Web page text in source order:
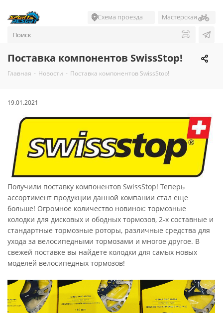
Схема проезда Мастерская
Поставка компонентов SwissStop!
Главная - Новости - Поставка компонентов SwissStop!
19.01.2021
Получили поставку компонентов SwissStop! Теперь
ассортимент продукции данной компании стал еще
больше! Огромное количество новинок: тормозные
колодки для дисковых и ободных тормозов, 2-х составные и
стандартные тормозные роторы, различные средства для
ухода за велосипедными тормозами и многое другое. В
свежей поставке вы найдете колодки для самых новых
моделей велосипедных тормозов!